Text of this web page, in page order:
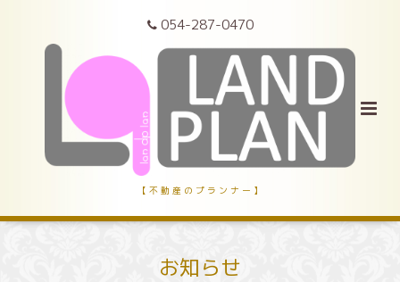
054-287-0470
【 不 動 産 の プ ラ ン ナ ー 】
お知らせ